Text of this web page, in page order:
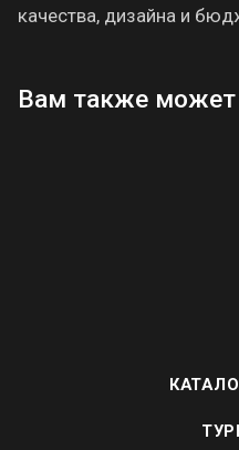
качества, дизайна и
Вам также может